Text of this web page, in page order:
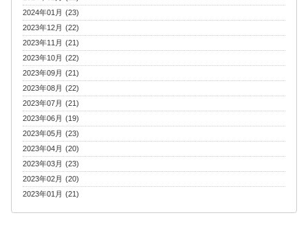
2024年01月 (23)
2023年12月 (22)
2023年11月 (21)
2023年10月 (22)
2023年09月 (21)
2023年08月 (22)
2023年07月 (21)
2023年06月 (19)
2023年05月 (23)
2023年04月 (20)
2023年03月 (23)
2023年02月 (20)
2023年01月 (21)